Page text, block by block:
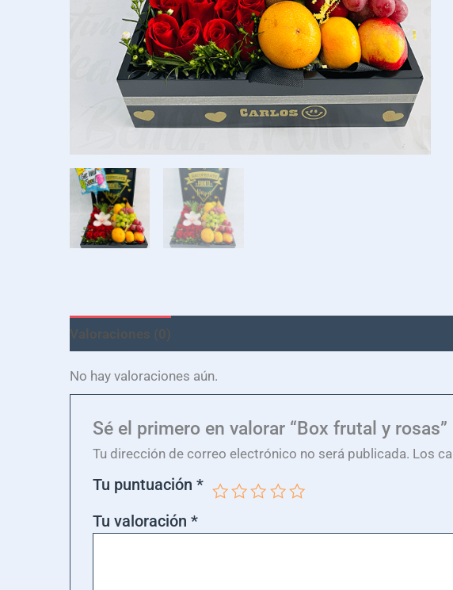
Valoraciones (0)
No hay valoraciones aún.
Sé el primero en valorar “Box frutal y rosas”
Tu dirección de correo electrónico no será publicada. Los
Tu puntuación*
Tu valoración*